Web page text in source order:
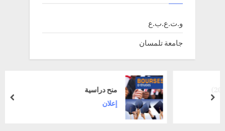
و.ت.ع.ب.ع
جامعة تلمسان
منح دراسية
إعلان next